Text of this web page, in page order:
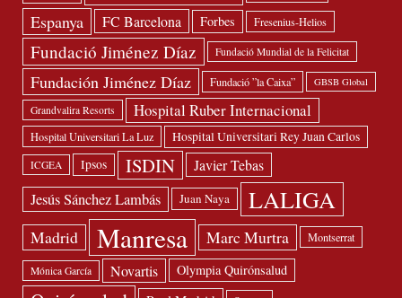
Espanya FC Barcelona Forbes Fresenius-Helios
Fundació Jiménez Díaz Fundació Mundial de la Felicitat
Fundación Jiménez Díaz Fundació ”la Caixa” GBSB Global
Grandvalira Resorts Hospital Ruber Internacional
Hospital Universitari La Luz Hospital Universitari Rey Juan Carlos
ICGEA Ipsos ISDIN Javier Tebas
Jesús Sánchez Lambás Juan Naya LALIGA
Madrid Manresa Marc Murtra Montserrat
Mónica García Novartis Olympia Quirónsalud